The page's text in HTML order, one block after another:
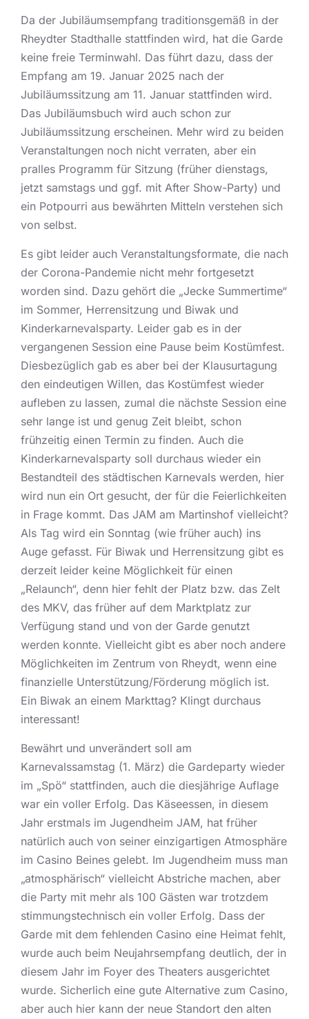
Da der Jubiläumsempfang traditionsgemäß in der
Rheydter Stadthalle stattfinden wird, hat die Garde
keine freie Terminwahl. Das führt dazu, dass der
Empfang am 19. Januar 2025 nach der
Jubiläumssitzung am 11. Januar stattfinden wird.
Das Jubiläumsbuch wird auch schon zur
Jubiläumssitzung erscheinen. Mehr wird zu beiden
Veranstaltungen noch nicht verraten, aber ein
pralles Programm für Sitzung (früher dienstags,
jetzt samstags und ggf. mit After Show-Party) und
ein Potpourri aus bewährten Mitteln verstehen sich
von selbst.
Es gibt leider auch Veranstaltungsformate, die nach
der Corona-Pandemie nicht mehr fortgesetzt
worden sind. Dazu gehört die „Jecke Summertime“
im Sommer, Herrensitzung und Biwak und
Kinderkarnevalsparty. Leider gab es in der
vergangenen Session eine Pause beim Kostümfest.
Diesbezüglich gab es aber bei der Klausurtagung
den eindeutigen Willen, das Kostümfest wieder
aufleben zu lassen, zumal die nächste Session eine
sehr lange ist und genug Zeit bleibt, schon
frühzeitig einen Termin zu finden. Auch die
Kinderkarnevalsparty soll durchaus wieder ein
Bestandteil des städtischen Karnevals werden, hier
wird nun ein Ort gesucht, der für die Feierlichkeiten
in Frage kommt. Das JAM am Martinshof vielleicht?
Als Tag wird ein Sonntag (wie früher auch) ins
Auge gefasst. Für Biwak und Herrensitzung gibt es
derzeit leider keine Möglichkeit für einen
„Relaunch“, denn hier fehlt der Platz bzw. das Zelt
des MKV, das früher auf dem Marktplatz zur
Verfügung stand und von der Garde genutzt
werden konnte. Vielleicht gibt es aber noch andere
Möglichkeiten im Zentrum von Rheydt, wenn eine
finanzielle Unterstützung/Förderung möglich ist.
Ein Biwak an einem Markttag? Klingt durchaus
interessant!
Bewährt und unverändert soll am
Karnevalssamstag (1. März) die Gardeparty wieder
im „Spö“ stattfinden, auch die diesjährige Auflage
war ein voller Erfolg. Das Käseessen, in diesem
Jahr erstmals im Jugendheim JAM, hat früher
natürlich auch von seiner einzigartigen Atmosphäre
im Casino Beines gelebt. Im Jugendheim muss man
„atmosphärisch“ vielleicht Abstriche machen, aber
die Party mit mehr als 100 Gästen war trotzdem
stimmungstechnisch ein voller Erfolg. Dass der
Garde mit dem fehlenden Casino eine Heimat fehlt,
wurde auch beim Neujahrsempfang deutlich, der in
diesem Jahr im Foyer des Theaters ausgerichtet
wurde. Sicherlich eine gute Alternative zum Casino,
aber auch hier kann der neue Standort den alten